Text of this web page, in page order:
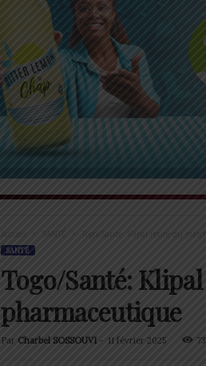
Accueil Togo/Santé: Klipal retiré du
SANTÉ
Togo/Santé:
pharmaceutique
Par Charbel SOSSOUVI- 11 février 2025